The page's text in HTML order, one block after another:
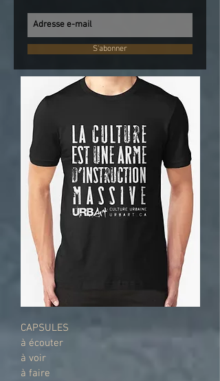
S'abonner
CAPSULES
à écouter
à voir
à faire